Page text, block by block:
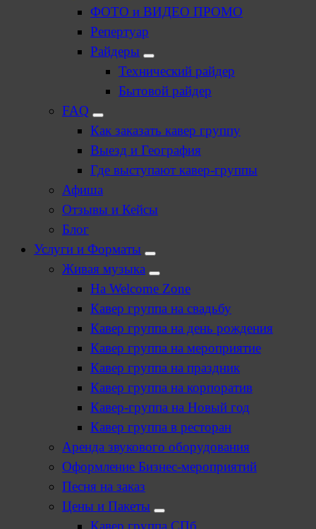
ФОТО и ВИДЕО ПРОМО
Репертуар
Райдеры
Технический райдер
Бытовой райдер
FAQ
Как заказать кавер группу
Выезд и География
Где выступают кавер-группы
Афиша
Отзывы и Кейсы
Блог
Услуги и Форматы
Живая музыка
На Welcome Zone
Кавер группа на свадьбу
Кавер группа на день рождения
Кавер группа на мероприятие
Кавер группа на праздник
Кавер группа на корпоратив
Кавер-группа на Новый год
Кавер группа в ресторан
Аренда звукового оборудования
Оформление Бизнес-мероприятий
Песня на заказ
Цены и Пакеты
Кавер группа СПб